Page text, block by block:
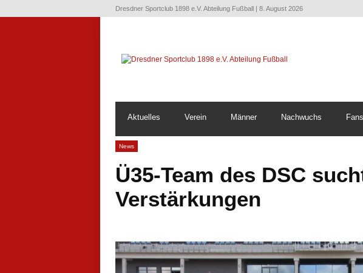
Dresdner Sportclub 1898 e.V. Abteilung Fußball | 8. August 2026
Aktuelles Verein Männer Nachwuchs Fans
News
Ü35-Team des DSC
Verstärkungen